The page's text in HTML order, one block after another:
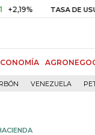
TASA DE USURA
VENEZUELA